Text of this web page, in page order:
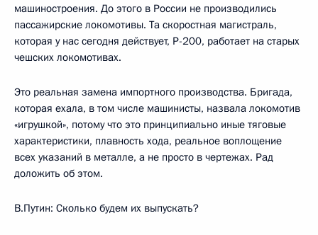
машиностроения. До этого в России не производились
пассажирские локомотивы. Та скоростная магистраль,
которая у нас сегодня действует, Р-200, работает на старых
чешских локомотивах.
Это реальная замена импортного производства. Бригада,
которая ехала, в том числе машинисты, назвала локомотив
«игрушкой», потому что это принципиально иные тяговые
характеристики, плавность хода, реальное воплощение
всех указаний в металле, а не просто в чертежах. Рад
доложить об этом.
В.Путин: Сколько будем их выпускать?